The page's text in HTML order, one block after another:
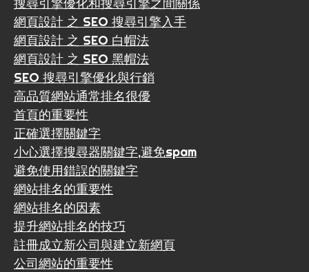
網頁設計 之 SEO 搜尋引擎入手
網頁設計 之 SEO 白帽法
網頁設計 之 SEO 黑帽法
SEO 搜尋引擎優化與行銷
高品質網站通常排名很優
首頁的重要性
正確選擇關鍵字
小心選擇搜尋器關鍵字,避免spam
避免使用錯誤的關鍵字
網站排名的重要性
網站排名的因素
提升網站排名的技巧
註冊成立新公司與建立新網頁
公司網站的重要性